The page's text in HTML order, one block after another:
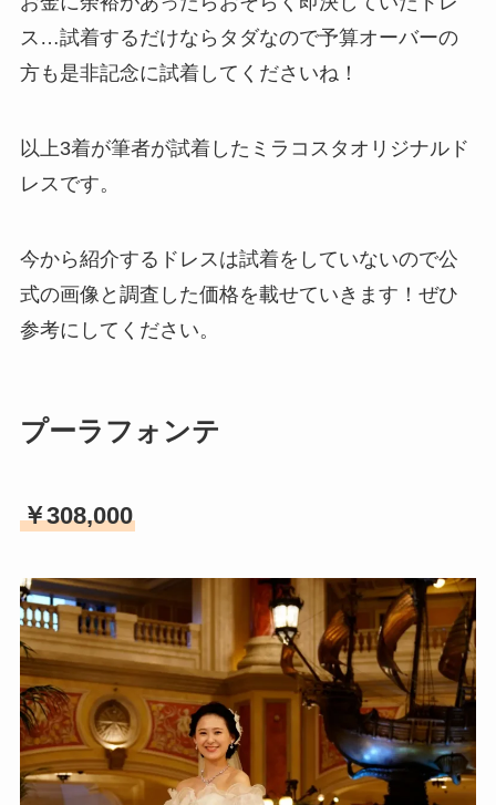
ス…試着するだけならタダなので予算オーバーの
方も是非記念に試着してくださいね！
以上3着が筆者が試着したミラコスタオリジナルド
レスです。
今から紹介するドレスは試着をしていないので公
式の画像と調査した価格を載せていきます！ぜひ
参考にしてください。
プーラフォンテ
￥308,000